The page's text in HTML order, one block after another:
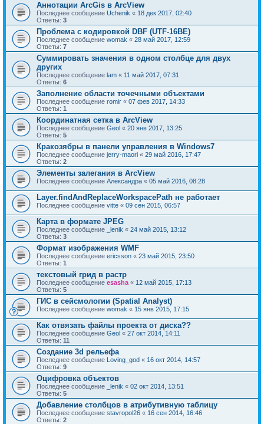
Аннотации ArcGis в ArcView
Последнее сообщение Uchenik « 18 дек 2017, 02:40
Ответы: 3
Проблема с кодировкой DBF (UTF-16BE)
Последнее сообщение womak « 28 май 2017, 12:59
Ответы: 7
Суммировать значения в одном столбце для двух
других
Последнее сообщение lam « 11 май 2017, 07:31
Ответы: 6
Заполнение области точечными объектами
Последнее сообщение romir « 07 фев 2017, 14:33
Ответы: 1
Координатная сетка в ArcView
Последнее сообщение Geol « 20 янв 2017, 13:25
Ответы: 5
Кракозябры в панели управления в Windows7
Последнее сообщение jerry-maori « 29 май 2016, 17:47
Ответы: 2
Элементы залегания в ArcView
Последнее сообщение Александра « 05 май 2016, 08:28
Layer.findAndReplaceWorkspacePath не работает
Последнее сообщение vitte « 09 сен 2015, 06:57
Карта в формате JPEG
Последнее сообщение _lenik « 24 май 2015, 13:12
Ответы: 3
Формат изображения WMF
Последнее сообщение ericsson « 23 май 2015, 23:50
Ответы: 1
текстовый грид в растр
Последнее сообщение esasha « 12 май 2015, 17:13
Ответы: 5
ГИС в сейсмологии (Spatial Analyst)
Последнее сообщение womak « 15 янв 2015, 17:15
Как отвязать файлы проекта от диска??
Последнее сообщение Geol « 27 окт 2014, 14:11
Ответы: 11
Создание 3d рельефа
Последнее сообщение Loving_god « 16 окт 2014, 14:57
Ответы: 9
Оцифровка объектов
Последнее сообщение _lenik « 02 окт 2014, 13:51
Ответы: 5
Добавление столбцов в атрибутивную таблицу
Последнее сообщение stavropol26 « 16 сен 2014, 16:46
Ответы: 2